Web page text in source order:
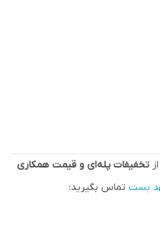
تخفیفات پله‌ای و قیمت همکاری
بست تماس بگیرید: